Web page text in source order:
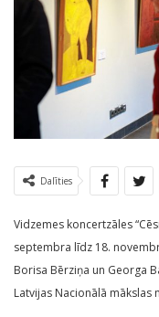
Dalīties
Vidzemes koncertzāles
septembra līdz 18.
Borisa Bērziņa un Georga
Latvijas Nacionālā mākslas